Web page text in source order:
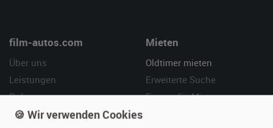
film-autos.com
Über uns
Leistungen
Referenzen
Kundenmeinungen
Mieten
Oldtimer mieten
Erweiterte Suche
Fragen für Mieter
🍪 Wir verwenden Cookies